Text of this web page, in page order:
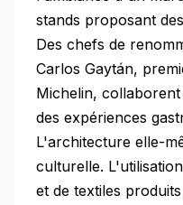
stands proposant
Des chefs de
Carlos Gaytán,
Michelin,
des expériences
L'architecture elle-
culturelle.
et de textiles